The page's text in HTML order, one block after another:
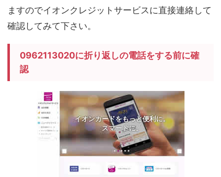
ますのでイオンクレジットサービスに直接連絡して
確認してみて下さい。
0962113020に折り返しの電話をする前に確
認